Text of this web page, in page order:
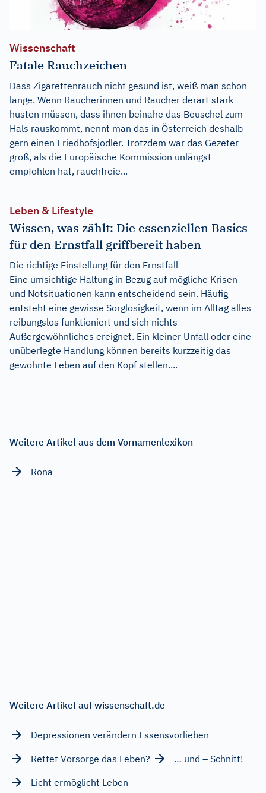
Wissenschaft
Fatale Rauchzeichen
Dass Zigarettenrauch nicht gesund ist, weiß man schon
lange. Wenn Raucherinnen und Raucher derart stark
husten müssen, dass ihnen beinahe das Beuschel zum
Hals rauskommt, nennt man das in Österreich deshalb
gern einen Friedhofsjodler. Trotzdem war das Gezeter
groß, als die Europäische Kommission unlängst
empfohlen hat, rauchfreie...
Leben & Lifestyle
Wissen, was zählt: Die essenziellen Basics
für den Ernstfall griffbereit haben
Die richtige Einstellung für den Ernstfall
Eine umsichtige Haltung in Bezug auf mögliche Krisen-
und Notsituationen kann entscheidend sein. Häufig
entsteht eine gewisse Sorglosigkeit, wenn im Alltag alles
reibungslos funktioniert und sich nichts
Außergewöhnliches ereignet. Ein kleiner Unfall oder eine
unüberlegte Handlung können bereits kurzzeitig das
gewohnte Leben auf den Kopf stellen....
Weitere Artikel aus dem Vornamenlexikon
Rona
Weitere Artikel auf wissenschaft.de
Depressionen verändern Essensvorlieben
Rettet Vorsorge das Leben?
… und – Schnitt!
Licht ermöglicht Leben